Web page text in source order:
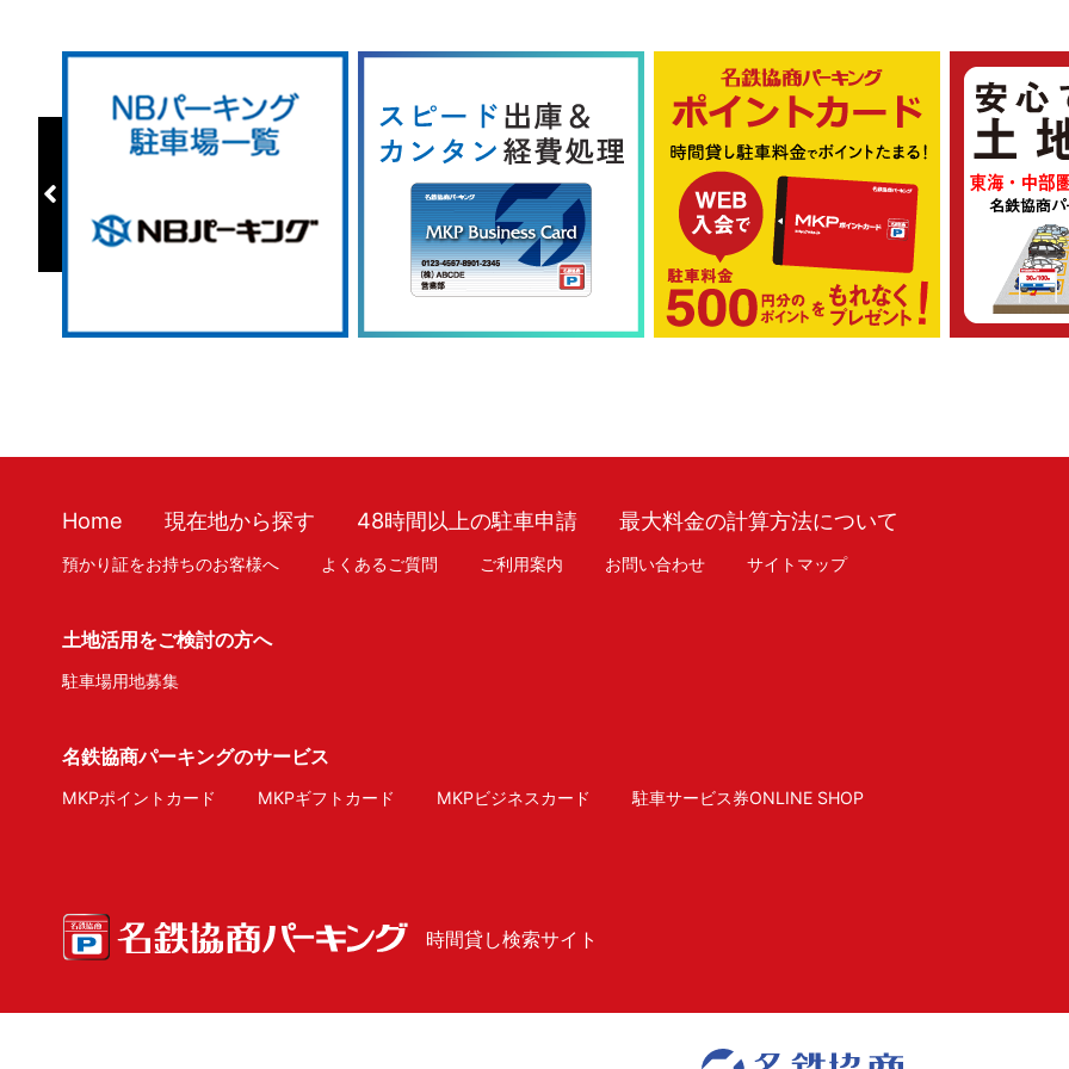
Home 現在地から探す 48時間以上の駐車申請 最大料金の計算方法について
預かり証をお持ちのお客様へ よくあるご質問 ご利用案内 お問い合わせ サイトマップ
土地活用をご検討の方へ
駐車場用地募集
名鉄協商パーキングのサービス
MKPポイントカード MKPギフトカード MKPビジネスカード 駐車サービス券ONLINE SHOP
時間貸し検索サイト